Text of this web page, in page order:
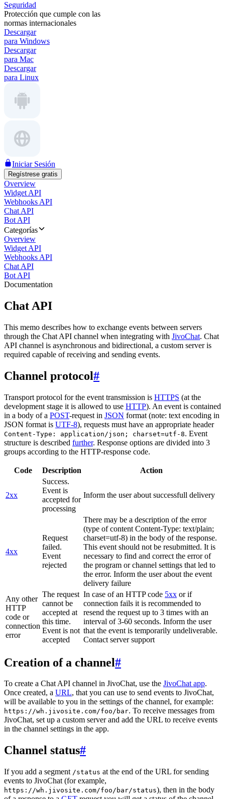
Seguridad
Protección que cumple con las
normas internacionales
Descargar
para Windows
Descargar
para Mac
Descargar
para Linux
Iniciar Sesión
Regístrese gratis
Overview
Widget API
Webhooks API
Chat API
Bot API
Categorías
Overview
Widget API
Webhooks API
Chat API
Bot API
Documentation
Chat API
This memo describes how to exchange events between servers
through the Chat API channel when integrating with JivoChat. Chat
API channel is asynchronous and bidirectional, a custom server is
required capable of receiving and sending events.
Channel protocol#
Transport protocol for the event transmission is HTTPS (at the
development stage it is allowed to use HTTP). An event is contained
in a body of a POST-request in JSON format (note: text encoding in
JSON format is UTF-8), requests must have an appropriate header
Content-Type: application/json; charset=utf-8. Event
structure is described further. Response options are divided into 3
groups according to the HTTP-response code.
Code Description Action
2xx
Success.
Event is
accepted for
processing
Inform the user about successfull delivery
4xx
Request
failed.
Event
rejected
There may be a description of the error
(type of content Content-Type: text/plain;
charset=utf-8) in the body of the response.
This event should not be resubmitted. It is
necessary to find and correct the error of
the program or channel settings that led to
the error. Inform the user about the event
delivery failure
Any other
HTTP
code or
connection
error
The request
cannot be
accepted at
this time.
Event is not
accepted
In case of an HTTP code 5xx or if
connection fails it is recommended to
resend the request up to 3 times with an
interval of 3-60 seconds. Inform the user
that the event is temporarily undeliverable.
Contact server support
Creation of a channel#
To create a Chat API channel in JivoChat, use the JivoChat app.
Once created, a URL, that you can use to send events to JivoChat,
will be available to you in the settings of the channel, for example:
https://wh.jivosite.com/foo/bar. To receive messages from
JivoChat, set up a custom server and add the URL to receive events
in the channel settings in the app.
Channel status#
If you add a segment /status at the end of the URL for sending
events to JivoChat (for example,
https://wh.jivosite.com/foo/bar/status), then in the body